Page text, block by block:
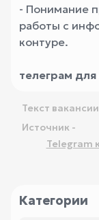
- Понимание
работы с
контуре.
телеграм для
Текст
Источник -
Telegram
Категории